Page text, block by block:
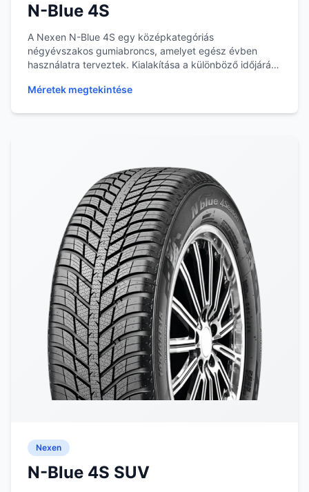
N-Blue 4S
A Nexen N-Blue 4S egy középkategóriás
négyévszakos gumiabroncs, amelyet egész évben
használatra terveztek. Kialakítása a különböző időjárási
Méretek megtekintése
Nexen
N-Blue 4S SUV